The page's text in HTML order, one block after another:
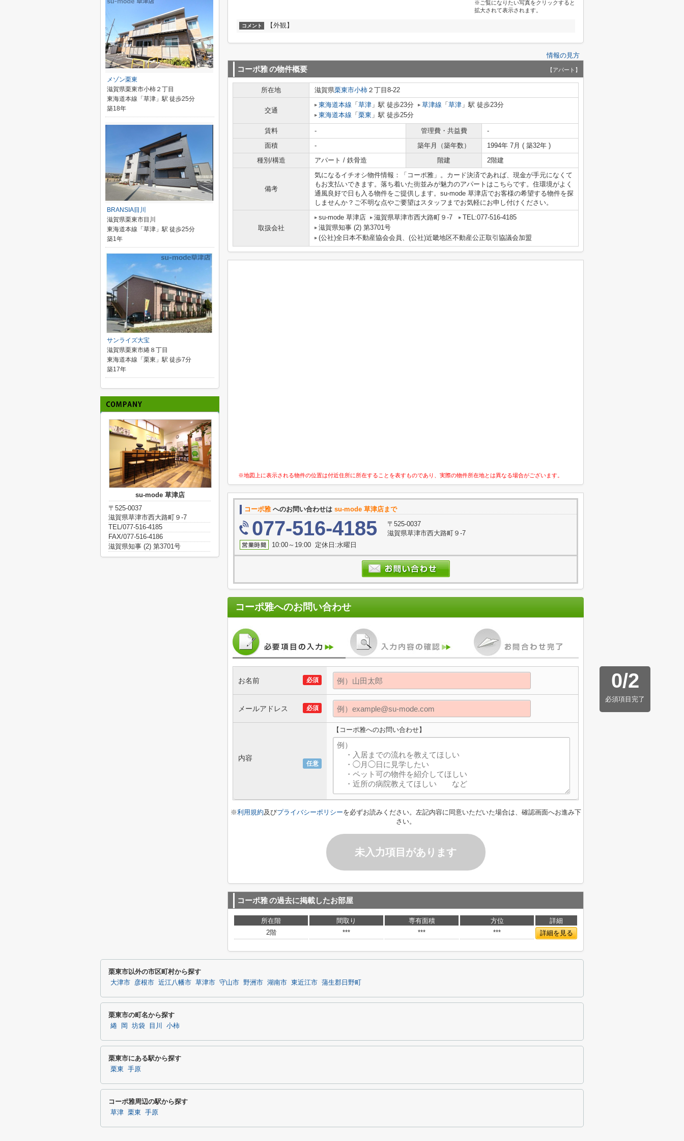
※ご覧になりたい写真をクリックすると
拡大されて表示されます。
コメント 【外観】
情報の見方
コーポ雅の物件概要 【アパート】
所在地 滋賀県栗東市小柿 ２丁目8-22
交通
東海道本線 「 草津 」駅 徒歩23分 草津線 「 草津 」駅 徒歩23分
東海道本線 「 栗東 」駅 徒歩25分
賃料 - 管理費・共益費
-
面積
- 築年月（築年数）
1994年 7月 ( 築32年 )
種別/構造
アパート / 鉄骨造 階建 2階建
備考
気になるイチオシ物件情報：「コーポ雅」。カード決済であれば、現金が手元になくて
もお支払いできます。落ち着いた街並みが魅力のアパートはこちらです。住環境がよく
通風良好で日も入る物件をご提供します。su-mode 草津店でお客様の希望する物件を探
しませんか？ご不明な点やご要望はスタッフまでお気軽にお申し付けください。
取扱会社
su-mode 草津店 滋賀県草津市西大路町９-7
TEL:077-516-4185
滋賀県知事 (2) 第3701号
(公社)全日本不動産協会会員、(公社)近畿地区不動産公正取引協議会加盟
※地図上に表示される物件の位置は付近住所に所在することを表すものであり、実際の物件所在地とは異なる場合がございます。
コーポ雅へのお問い合わせは su-mode 草津店まで
077-516-4185
〒525-0037
滋賀県草津市西大路町９-7
10:00～19:00 定休日:水曜日
コーポ雅へのお問い合わせ
0/2
必須項目完了
必須
お名前
必須
メールアドレス
任意
内容
【コーポ雅へのお問い合わせ】
※利用規約及びプライバシーポリシーを必ずお読みください。左記内容に同意いただいた場合は、確認画面へお進み下
さい。
未入力項目があります
コーポ雅の過去に掲載したお部屋
所在階 間取り 専有面積 方位
詳細
2階
*** *** *** 詳細を見る
メゾン栗東
滋賀県栗東市小柿２丁目
東海道本線「草津」駅 徒歩25分
築18年
BRANSIA目川
滋賀県栗東市目川
東海道本線「草津」駅 徒歩25分
築1年
サンライズ大宝
滋賀県栗東市綣８丁目
東海道本線「栗東」駅 徒歩7分
築17年
su-mode 草津店
〒525-0037
滋賀県草津市西大路町９-7
TEL/077-516-4185
FAX/077-516-4186
滋賀県知事 (2) 第3701号
栗東市以外の市区町村から探す
大津市 彦根市 近江八幡市 草津市 守山市 野洲市 湖南市 東近江市 蒲生郡日野町
栗東市の町名から探す
綣 岡 坊袋 目川 小柿
栗東市にある駅から探す
栗東 手原
コーポ雅周辺の駅から探す
草津 栗東 手原